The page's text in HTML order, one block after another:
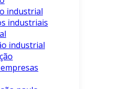
industrial
industriais
industrial